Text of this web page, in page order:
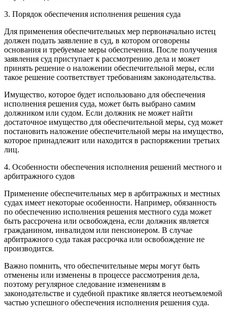
3. Порядок обеспечения исполнения решения суда
Для применения обеспечительных мер первоначально истец
должен подать заявление в суд, в котором оговорены
основания и требуемые меры обеспечения. После получения
заявления суд приступает к рассмотрению дела и может
принять решение о наложении обеспечительной меры, если
такое решение соответствует требованиям законодательства.
Имущество, которое будет использовано для обеспечения
исполнения решения суда, может быть выбрано самим
должником или судом. Если должник не может найти
достаточное имущество для обеспечительной меры, суд может
постановить наложение обеспечительной меры на имущество,
которое принадлежит или находится в распоряжении третьих
лиц.
4. Особенности обеспечения исполнения решений местного и
арбитражного судов
Применение обеспечительных мер в арбитражных и местных
судах имеет некоторые особенности. Например, обязанность
по обеспечению исполнения решения местного суда может
быть рассрочена или освобождена, если должник является
гражданином, инвалидом или пенсионером. В случае
арбитражного суда такая рассрочка или освобождение не
производится.
Важно помнить, что обеспечительные меры могут быть
отменены или изменены в процессе рассмотрения дела,
поэтому регулярное следование изменениям в
законодательстве и судебной практике является неотъемлемой
частью успешного обеспечения исполнения решения суда.